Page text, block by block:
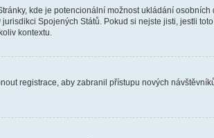
kde je potencionální možnost ukládání osobních
Spojených Států. Pokud si nejste jisti, jestli toto
kontextu.
registrace, aby zabranil přístupu nových